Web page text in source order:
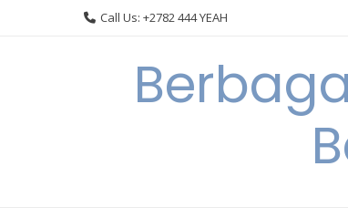
Call Us: +2782 444 YEAH